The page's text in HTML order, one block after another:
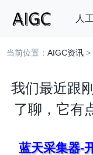
人
搜
当前位置：AIGC资讯 >
我们最近跟
了聊，它有
蓝天采集器-